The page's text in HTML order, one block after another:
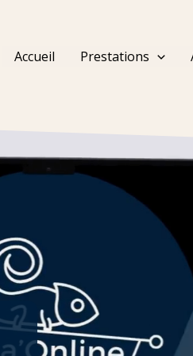
Accueil Prestations